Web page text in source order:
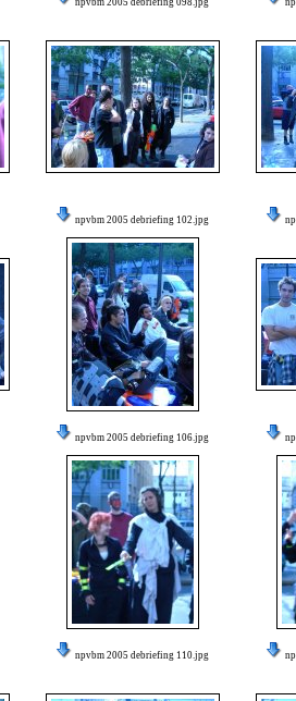
npvbm 2005 debriefing 098.jpg
npvbm 2005 debriefing 102.jpg
npvbm 2005 debriefing 106.jpg
npvbm 2005 debriefing 110.jpg